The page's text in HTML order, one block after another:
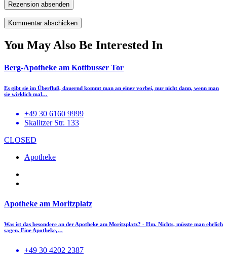
Rezension absenden
You May Also Be Interested In
Berg-Apotheke am Kottbusser Tor
Es gibt sie im Überfluß, dauernd kommt man an einer vorbei, nur nicht dann, wenn man
sie wirklich mal…
+49 30 6160 9999
Skalitzer Str. 133
CLOSED
Apotheke
Apotheke am Moritzplatz
Was ist das besondere an der Apotheke am Moritzplatz? - Hm. Nichts, müsste man ehrlich
sagen. Eine Apotheke,…
+49 30 4202 2387